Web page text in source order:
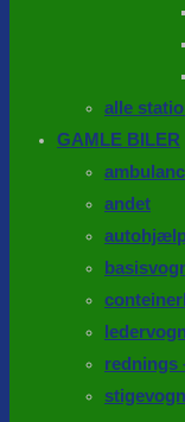
alle
GAMLE BILER
andet
rednings